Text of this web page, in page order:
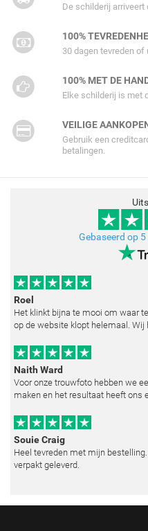
De schilderij arriveert
100%
30 dagen tevreden of
100% MET DE
Elke schilderij is met
VEILIGE
Gebruik een
betalingen.
Gebaseerd op
Roel
Het klinkt bijna te mooi om waar
op de website klopt helemaal. Wij
Naith Ward
Voor onze trouwfoto hebben we
maken en het resultaat heeft ons
Souie Craig
Heel tevreden met mijn
verpakt geleverd.